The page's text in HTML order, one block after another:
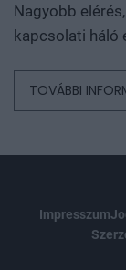
Nagyobb
kapcsolati háló
TOVÁBBI
Impresszum